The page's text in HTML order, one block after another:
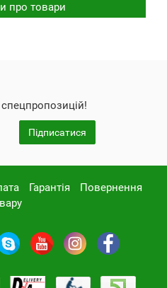
про товари
спецпропозицій!
Підписатися
Гарантія
Повернення